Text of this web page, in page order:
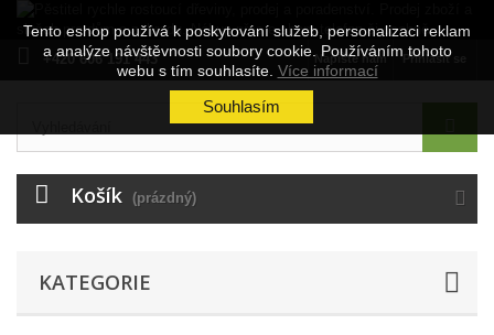
Přihlásit se
Napište nám
+420 606 191 443
Košík (prázdný)
KATEGORIE
Tento eshop používá k poskytování služeb, personalizaci reklam
a analýze návštěvnosti soubory cookie. Používáním tohoto
webu s tím souhlasíte. Více informací
Souhlasím